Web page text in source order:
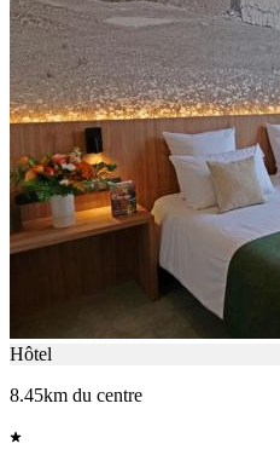
Hôtel
8.45km du centre